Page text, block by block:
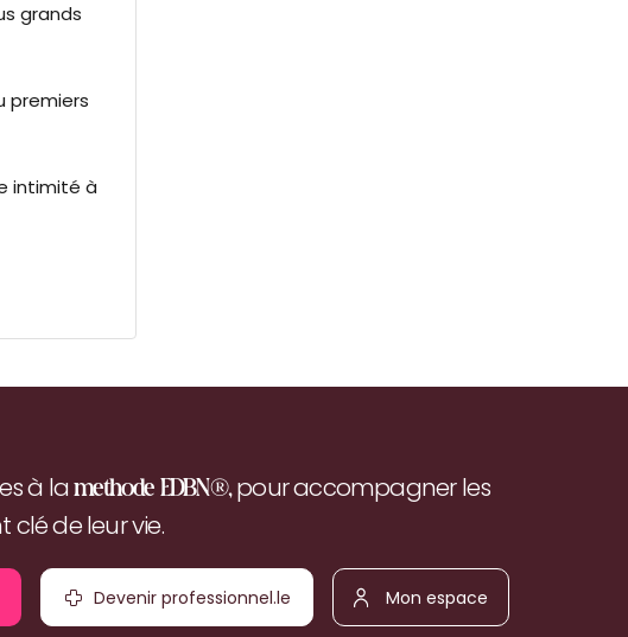
grands
premiers
intimité à
à lamethode EDBN®,pour accompagner les
de leur vie.
Devenir
professionnel.le
Mon
espace